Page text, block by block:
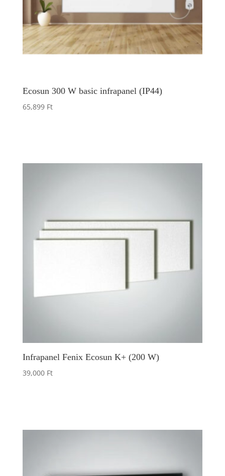
Ecosun 300 W basic infrapanel (IP44)
65,899 Ft
Infrapanel Fenix Ecosun K+ (200 W)
39,000 Ft